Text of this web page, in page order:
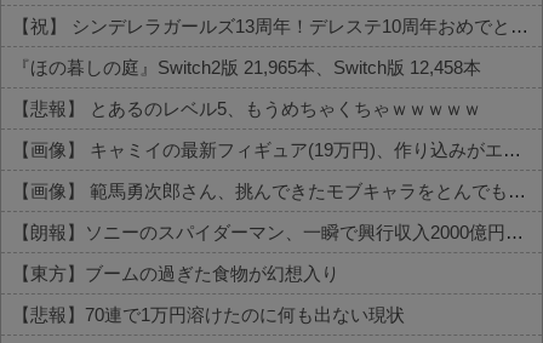
【祝】 シンデレラガールズ13周年！デレステ10周年おめでとう！ガチャ更新SSR八神マキノ・イベントSRイヴ、SR望月聖！
『ほの暮しの庭』Switch2版 21,965本、Switch版 12,458本
【悲報】 とあるのレベル5、もうめちゃくちゃｗｗｗｗｗ
【画像】 キャミイの最新フィギュア(19万円)、作り込みがエグすぎるｗｗｗｗｗ
【画像】 範馬勇次郎さん、挑んできたモブキャラをとんでもない目に合わせてしまう
【朗報】ソニーのスパイダーマン、一瞬で興行収入2000億円突破…アニメ漫画が世界一人気とはなんだったのか
【東方】ブームの過ぎた食物が幻想入り
【悲報】70連で1万円溶けたのに何も出ない現状